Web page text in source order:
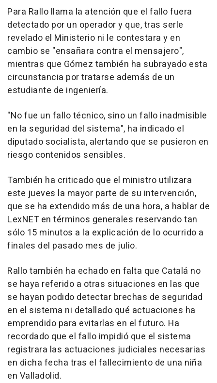
Para Rallo llama la atención que el fallo fuera
detectado por un operador y que, tras serle
revelado el Ministerio ni le contestara y en
cambio se "ensañara contra el mensajero",
mientras que Gómez también ha subrayado esta
circunstancia por tratarse además de un
estudiante de ingeniería.
"No fue un fallo técnico, sino un fallo inadmisible
en la seguridad del sistema", ha indicado el
diputado socialista, alertando que se pusieron en
riesgo contenidos sensibles.
También ha criticado que el ministro utilizara
este jueves la mayor parte de su intervención,
que se ha extendido más de una hora, a hablar de
LexNET en términos generales reservando tan
sólo 15 minutos a la explicación de lo ocurrido a
finales del pasado mes de julio.
Rallo también ha echado en falta que Catalá no
se haya referido a otras situaciones en las que
se hayan podido detectar brechas de seguridad
en el sistema ni detallado qué actuaciones ha
emprendido para evitarlas en el futuro. Ha
recordado que el fallo impidió que el sistema
registrara las actuaciones judiciales necesarias
en dicha fecha tras el fallecimiento de una niña
en Valladolid.